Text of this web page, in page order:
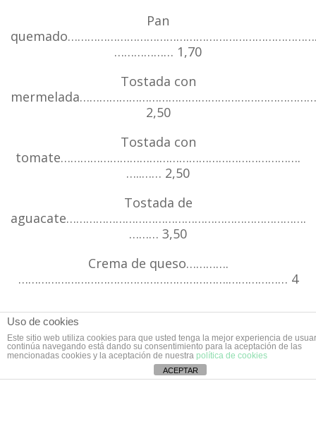
Pan
……………… 1,70
Tostada con
2,50
Tostada con
tomate……………………………………………………………….
…..…… 2,50
Tostada de
aguacate……………………………………………………………….
……… 3,50
Crema de queso………….
……………………………………………………….……………… 4
Uso de cookies
Este sitio web utiliza cookies para que usted tenga la mejor experiencia de
continúa navegando está dando su consentimiento para la aceptación de las
mencionadas cookies y la aceptación de nuestra política de cookies
ACEPTAR